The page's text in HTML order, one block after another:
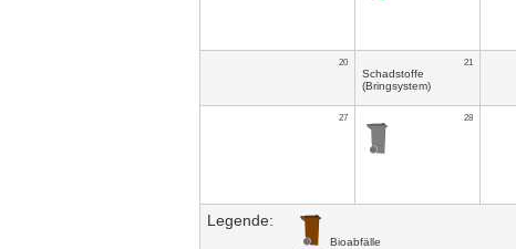
20 21
Schadstoffe
(Bringsystem)
27 28
Legende:
Bioabfälle